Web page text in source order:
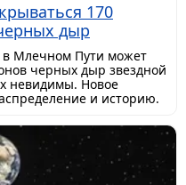
170
дыр
в Млечном Пути может
черных дыр звездной
невидимы. Новое
и историю.